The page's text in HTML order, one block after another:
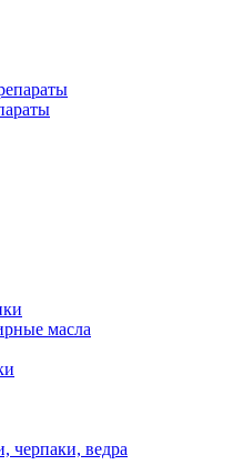
масла
ведра